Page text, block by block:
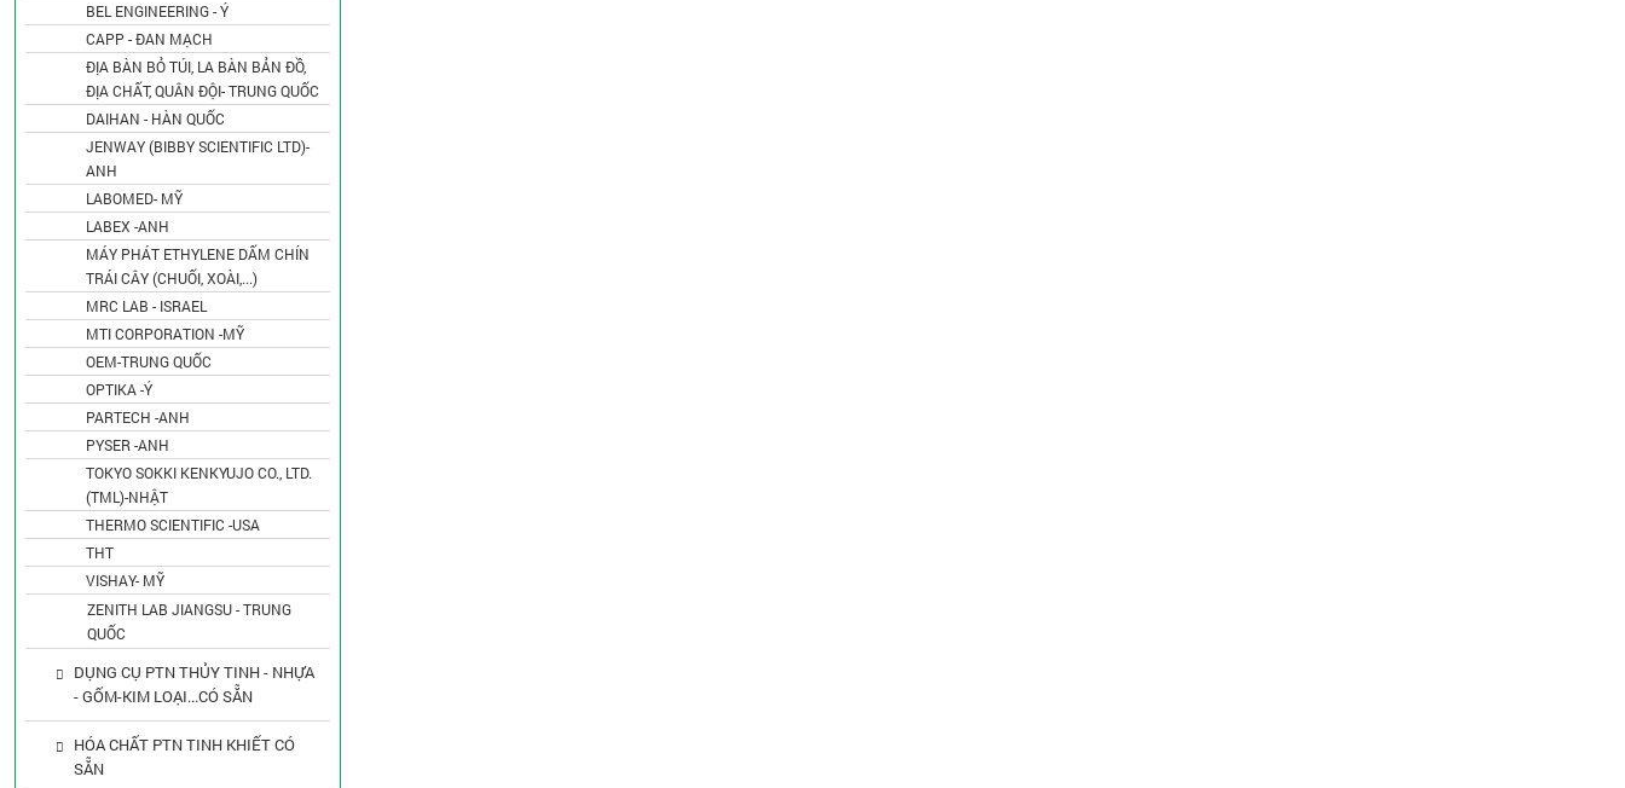
BEL ENGINEERING - Ý
CAPP - ĐAN MẠCH
ĐỊA BÀN BỎ TÚI, LA BÀN BẢN ĐỒ,
ĐỊA CHẤT, QUÂN ĐỘI- TRUNG QUỐC
DAIHAN - HÀN QUỐC
JENWAY (BIBBY SCIENTIFIC LTD)-
ANH
LABOMED- MỸ
LABEX -ANH
MÁY PHÁT ETHYLENE DẤM CHÍN
TRÁI CÂY (CHUỐI, XOÀI,...)
MRC LAB - ISRAEL
MTI CORPORATION -MỸ
OEM-TRUNG QUỐC
OPTIKA -Ý
PARTECH -ANH
PYSER -ANH
TOKYO SOKKI KENKYUJO CO., LTD.
(TML)-NHẬT
THERMO SCIENTIFIC -USA
THT
VISHAY- MỸ
ZENITH LAB JIANGSU - TRUNG
QUỐC
DỤNG CỤ PTN THỦY TINH - NHỰA
- GỐM-KIM LOẠI...CÓ SẴN
HÓA CHẤT PTN TINH KHIẾT CÓ
SẴN